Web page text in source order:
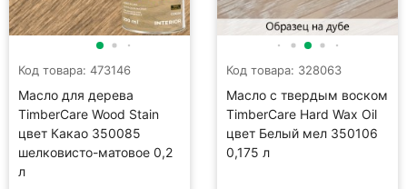
Код товара: 473146
Масло для дерева
TimberCare Wood Stain
цвет Какао 350085
шелковисто-матовое 0,2
л
Код товара: 328063
Масло с твердым воском
TimberCare Hard Wax Oil
цвет Белый мел 350106
0,175 л